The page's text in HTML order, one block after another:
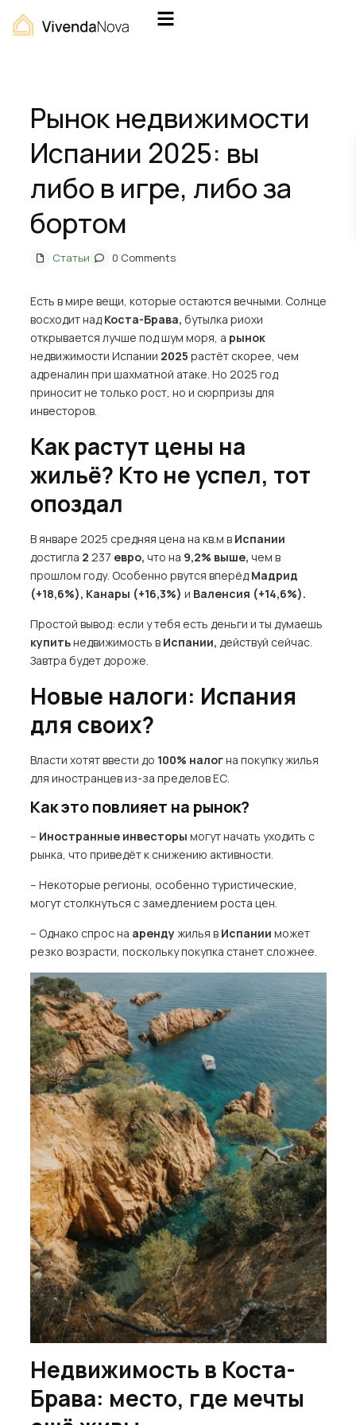
Home
Статьи
Рынок недвижимости Испании 2025: вы либо в игре, либо за бортом
Рынок недвижимости
Испании 2025: вы
либо в игре, либо за
бортом
Статьи 0 Comments
Есть в мире вещи, которые остаются вечными. Солнце
восходит над Коста-Брава, бутылка риохи
открывается лучше под шум моря, а рынок
недвижимости Испании 2025 растёт скорее, чем
адреналин при шахматной атаке. Но 2025 год
приносит не только рост, но и сюрпризы для
инвесторов.
Как растут цены на
жильё? Кто не успел, тот
опоздал
В январе 2025 средняя цена на кв.м в Испании
достигла 2 237 евро, что на 9,2% выше, чем в
прошлом году. Особенно рвутся вперёд Мадрид
(+18,6%), Канары (+16,3%) и Валенсия (+14,6%).
Простой вывод: если у тебя есть деньги и ты думаешь
купитьнедвижимость в Испании, действуй сейчас.
Завтра будет дороже.
Новые налоги: Испания
для своих?
Власти хотят ввести до 100% налогна покупку жилья
для иностранцев из-за пределов ЕС.
Как это повлияет на рынок?
– Иностранные инвесторы могут начать уходить с
рынка, что приведёт к снижению активности.
– Некоторые регионы, особенно туристические,
могут столкнуться с замедлением роста цен.
– Однако спрос на аренду жилья в Испании может
резко возрасти, поскольку покупка станет сложнее.
Недвижимость в Коста-
Брава: место, где мечты